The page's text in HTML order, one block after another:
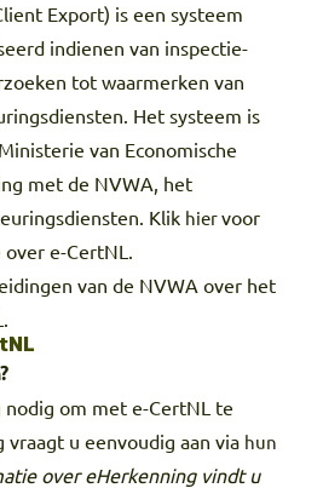
Export) is een systeem
indienen van inspectie-
tot waarmerken van
Het systeem is
van Economische
met de NVWA, het
Klik hiervoor
e-CertNL.
van de NVWA over het
om met e-CertNL te
u eenvoudig aan via hun
over eHerkenning vindt u